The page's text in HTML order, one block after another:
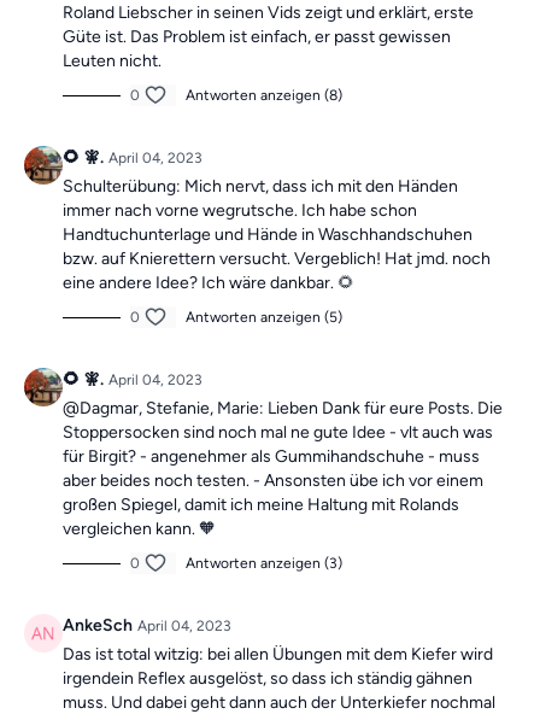
Roland Liebscher in seinen Vids zeigt und erklärt, erste
Güte ist. Das Problem ist einfach, er passt gewissen
Leuten nicht.
0 Antworten anzeigen (8)
🌻 🧚. April 04, 2023
Schulterübung: Mich nervt, dass ich mit den Händen
immer nach vorne wegrutsche. Ich habe schon
Handtuchunterlage und Hände in Waschhandschuhen
bzw. auf Knierettern versucht. Vergeblich! Hat jmd. noch
eine andere Idee? Ich wäre dankbar. 🌻
0 Antworten anzeigen (5)
🌻 🧚. April 04, 2023
@Dagmar, Stefanie, Marie: Lieben Dank für eure Posts. Die
Stoppersocken sind noch mal ne gute Idee - vlt auch was
für Birgit? - angenehmer als Gummihandschuhe - muss
aber beides noch testen. - Ansonsten übe ich vor einem
großen Spiegel, damit ich meine Haltung mit Rolands
vergleichen kann. 🧡
0 Antworten anzeigen (3)
AnkeSch April 04, 2023
Das ist total witzig: bei allen Übungen mit dem Kiefer wird
irgendein Reflex ausgelöst, so dass ich ständig gähnen
muss. Und dabei geht dann auch der Unterkiefer nochmal